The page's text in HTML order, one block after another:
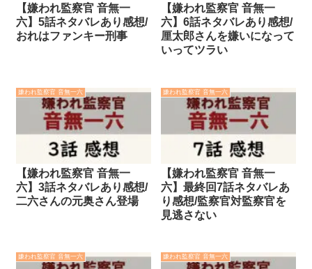
【嫌われ監察官 音無一
六】5話ネタバレあり感想/
おれはファンキー刑事
【嫌われ監察官 音無一
六】6話ネタバレあり感想/
厘太郎さんを嫌いになって
いってツラい
嫌われ監察官 音無一六
【嫌われ監察官 音無一
六】3話ネタバレあり感想/
二六さんの元奥さん登場
嫌われ監察官 音無一六
【嫌われ監察官 音無一
六】最終回7話ネタバレあ
り感想/監察官対監察官を
見逃さない
嫌われ監察官 音無一六 嫌われ監察官 音無一六